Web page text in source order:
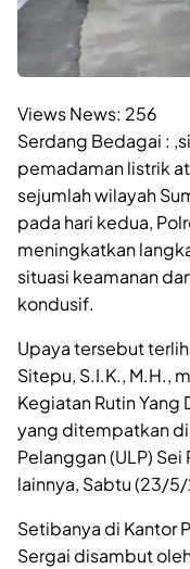
Views News: 256
Serdang Bedagai :
pemadaman listrik
sejumlah wilayah
pada hari kedua,
meningkatkan
situasi keamanan
kondusif.
Upaya tersebut
Sitepu, S.I.K., M.H.,
Kegiatan Rutin Yang
yang ditempatkan di
Pelanggan (ULP)
lainnya, Sabtu (23/
Setibanya di Kantor
Sergai disambut